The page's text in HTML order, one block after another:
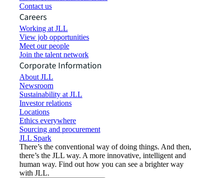
Contact us
Careers
Working at JLL
View job opportunities
Meet our people
Join the talent network
Corporate Information
About JLL
Newsroom
Sustainability at JLL
Investor relations
Locations
Ethics everywhere
Sourcing and procurement
JLL Spark
There’s the conventional way of doing things. And then,
there’s the JLL way. A more innovative, intelligent and
human way. Find out how you can see a brighter way
with JLL.